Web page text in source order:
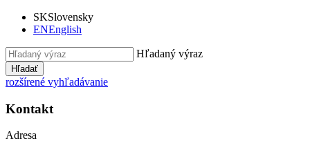
SKSlovensky
ENEnglish
Hľadaný výraz
Hľadať
rozšírené vyhľadávanie
Kontakt
Adresa